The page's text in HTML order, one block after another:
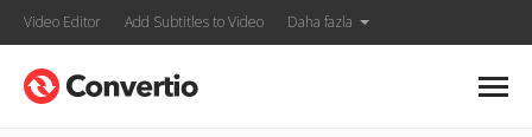
Video Editor Add Subtitles to Video Daha fazla